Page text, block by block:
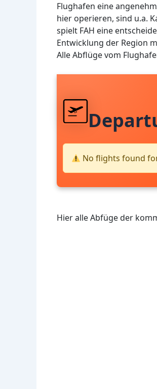
Flughafen eine
hier operieren, sind u.a.
spielt FAH eine
Entwicklung der Region
Alle Abflüge vom
No flights found
Hier alle Abfüge der